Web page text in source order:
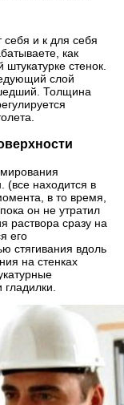
и к для себя
как
стенок.
слой
Толщина
(все находится в
в то время,
он не утратил
раствора сразу на
его
стягивания вдоль
на стенках